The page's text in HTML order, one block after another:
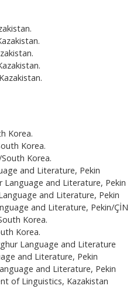
Korea.
Korea.
Korea.
and Literature, Pekin
and Literature, Pekin
and Literature, Pekin
and Literature, Pekin/ÇİN
Korea.
Korea.
Language and Literature
and Literature, Pekin
and Literature, Pekin
of Linguistics, Kazakistan